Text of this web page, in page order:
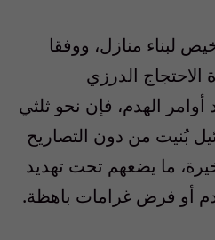
لبناء منازل، ووفقا
الاحتجاج الدرزي
الهدم، فإن نحو ثلثي
بُنيت من دون التصاريح
ما يضعهم تحت تهديد
أو فرض غرامات باهظة.